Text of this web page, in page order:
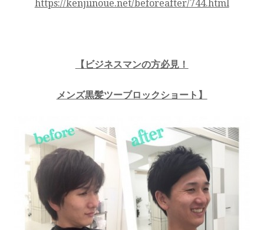
https://kenjiinoue.net/beforeafter/744.html
【ビジネスマンの方必見！
メンズ黒髪ツーブロックショート】